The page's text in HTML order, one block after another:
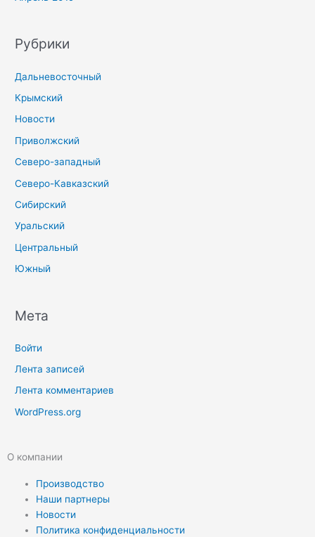
Рубрики
Дальневосточный
Крымский
Новости
Приволжский
Северо-западный
Северо-Кавказский
Сибирский
Уральский
Центральный
Южный
Мета
Войти
Лента записей
Лента комментариев
WordPress.org
О компании
Производство
Наши партнеры
Новости
Политика конфиденциальности